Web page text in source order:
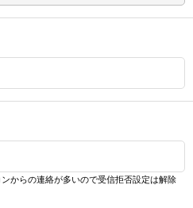
からの連絡が多いので受信拒否設定は解除